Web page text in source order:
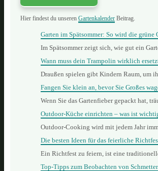
Hier findest du unseren Gartenkalender Beitrag.
Garten im Spätsommer: So wird die
Im Spätsommer zeigt sich, wie gut ein
Wann muss dein Trampolin wirklich
Draußen spielen gibt Kindern Raum, um
Fangen Sie klein an, bevor Sie Großes
Wenn Sie das Gartenfieber gepackt hat,
Outdoor-Küche einrichten – was ist
Outdoor-Cooking wird mit jedem Jahr
Die besten Ideen für das feierliche
Ein Richtfest zu feiern, ist eine
Top-Tipps zum Beobachten von